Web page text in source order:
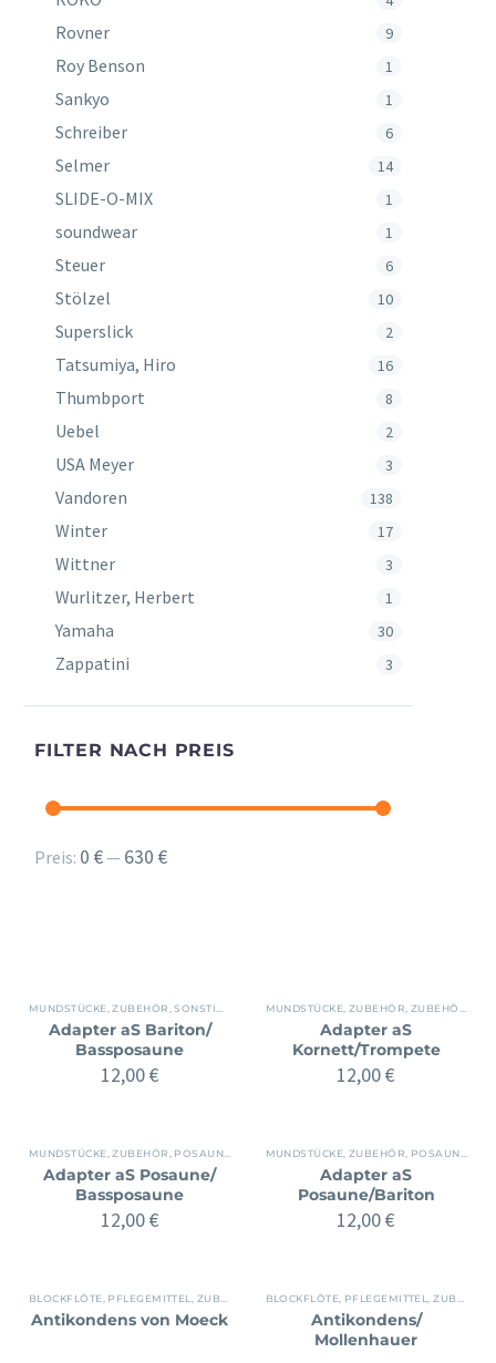
Rovner 9
Roy Benson 1
Sankyo 1
Schreiber 6
Selmer 14
SLIDE-O-MIX 1
soundwear 1
Steuer 6
Stölzel 10
Superslick 2
Tatsumiya, Hiro 16
Thumbport 8
Uebel 2
USA Meyer 3
Vandoren 138
Winter 17
Wittner 3
Wurlitzer, Herbert 1
Yamaha 30
Zappatini 3
FILTER NACH PREIS
Min.
Max.
Preis: 0 €— 630 €
MUNDSTÜCKE, ZUBEHÖR ,SONSTIGES BLECH ,ZUBEHÖR
Adapter aS Bariton/
Bassposaune
12,00€
MUNDSTÜCKE, ZUBEHÖR ZUBEHÖR
Adapter aS
Kornett/Trompete
12,00€
MUNDSTÜCKE, ZUBEHÖR POSAUNE ZUBEHÖR
Adapter aS Posaune/
Bassposaune
12,00€
MUNDSTÜCKE, ZUBEHÖR POSAUNE
Adapter aS
Posaune/Bariton
12,00€
BLOCKFLÖTE PFLEGEMITTEL ZUBEHÖR
Antikondens von Moeck
BLOCKFLÖTE PFLEGEMITTEL ,ZUBEHÖR
Antikondens/
Mollenhauer